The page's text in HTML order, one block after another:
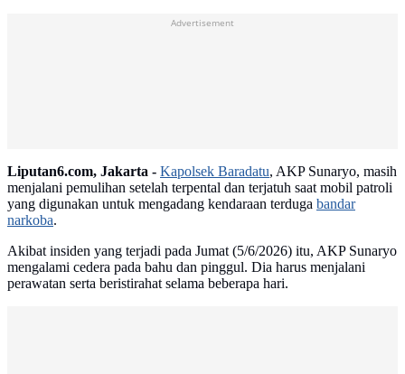
Advertisement
Liputan6.com, Jakarta - Kapolsek Baradatu, AKP Sunaryo, masih
menjalani pemulihan setelah terpental dan terjatuh saat mobil patroli
yang digunakan untuk mengadang kendaraan terduga bandar
narkoba.
Akibat insiden yang terjadi pada Jumat (5/6/2026) itu, AKP Sunaryo
mengalami cedera pada bahu dan pinggul. Dia harus menjalani
perawatan serta beristirahat selama beberapa hari.